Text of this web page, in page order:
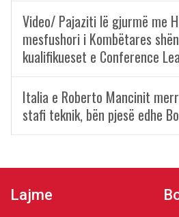
Video/ Pajaziti lë gjurmë me
mesfushori i Kombëtares
kualifikueset e Conference
Italia e Roberto Mancinit
stafi teknik, bën pjesë edhe
Lajme